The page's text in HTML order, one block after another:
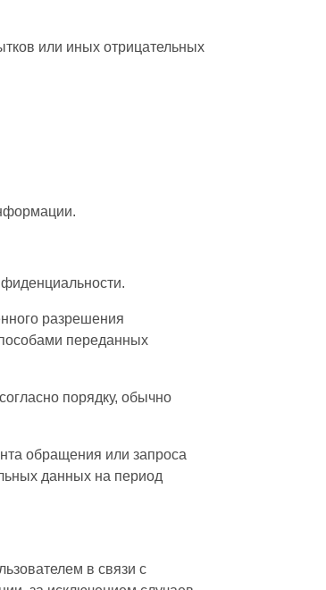
или иных отрицательных
разрешения
переданных
порядку, обычно
обращения или запроса
данных на период
в связи с